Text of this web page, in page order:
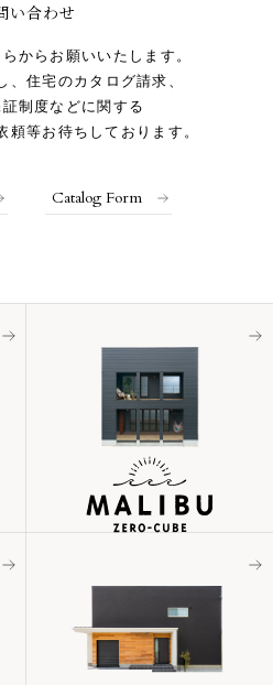
い合わせ
からお願いいたします。
住宅のカタログ請求、
制度などに関する
頼等お待ちしております。
Catalog Form